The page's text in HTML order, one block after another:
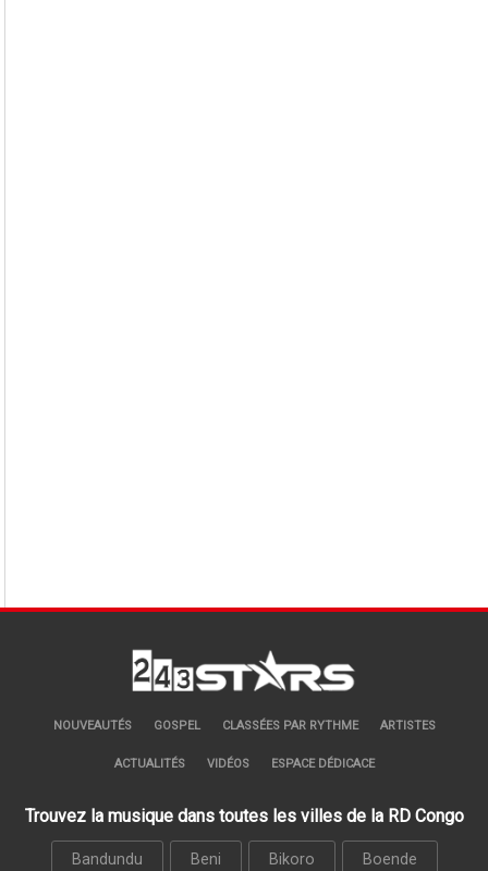
NOUVEAUTÉS GOSPEL CLASSÉES PAR RYTHME ARTISTES
ACTUALITÉS VIDÉOS ESPACE DÉDICACE
Trouvez la musique dans toutes les villes de la RD Congo
Bandundu Beni Bikoro Boende